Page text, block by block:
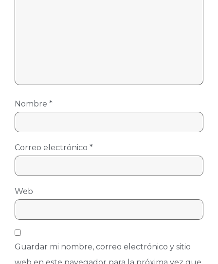
Nombre *
Correo electrónico *
Web
Guardar mi nombre, correo electrónico y sitio